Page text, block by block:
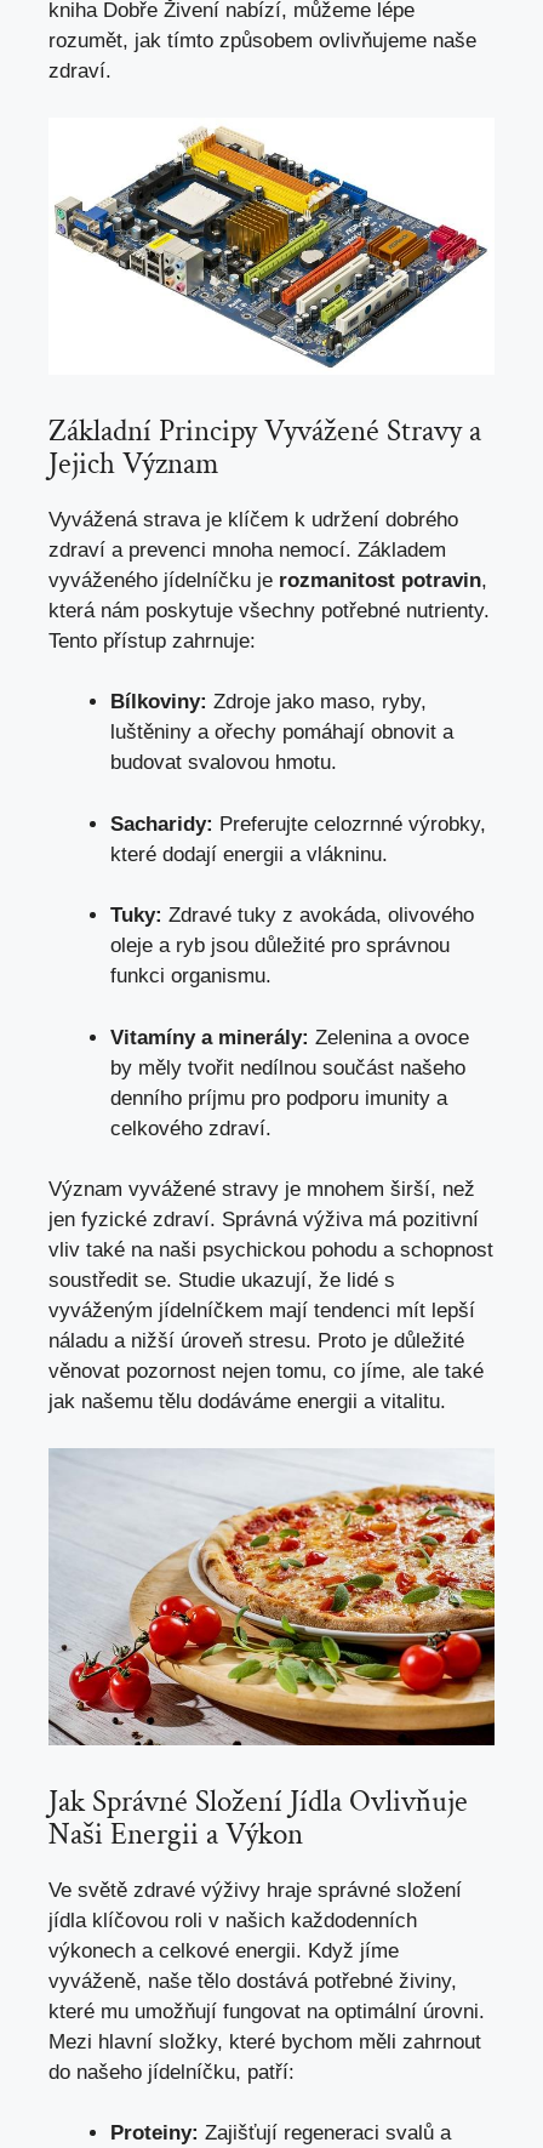
kniha Dobře Živení nabízí, můžeme lépe
rozumět, jak tímto způsobem ovlivňujeme naše
zdraví.
Základní Principy Vyvážené Stravy a
Jejich Význam
Vyvážená strava je klíčem k udržení dobrého
zdraví a prevenci mnoha nemocí. Základem
vyváženého jídelníčku je rozmanitost potravin,
která nám poskytuje všechny potřebné nutrienty.
Tento přístup zahrnuje:
Bílkoviny: Zdroje jako maso, ryby,
luštěniny a ořechy pomáhají obnovit a
budovat svalovou hmotu.
Sacharidy: Preferujte celozrnné výrobky,
které dodají energii a vlákninu.
Tuky: Zdravé tuky z avokáda, olivového
oleje a ryb jsou důležité pro správnou
funkci organismu.
Vitamíny a minerály: Zelenina a ovoce
by měly tvořit nedílnou součást našeho
denního príjmu pro podporu imunity a
celkového zdraví.
Význam vyvážené stravy je mnohem širší, než
jen fyzické zdraví. Správná výživa má pozitivní
vliv také na naši psychickou pohodu a schopnost
soustředit se. Studie ukazují, že lidé s
vyváženým jídelníčkem mají tendenci mít lepší
náladu a nižší úroveň stresu. Proto je důležité
věnovat pozornost nejen tomu, co jíme, ale také
jak našemu tělu dodáváme energii a vitalitu.
Jak Správné Složení Jídla Ovlivňuje
Naši Energii a Výkon
Ve světě zdravé výživy hraje správné složení
jídla klíčovou roli v našich každodenních
výkonech a celkové energii. Když jíme
vyváženě, naše tělo dostává potřebné živiny,
které mu umožňují fungovat na optimální úrovni.
Mezi hlavní složky, které bychom měli zahrnout
do našeho jídelníčku, patří:
Proteiny: Zajišťují regeneraci svalů a